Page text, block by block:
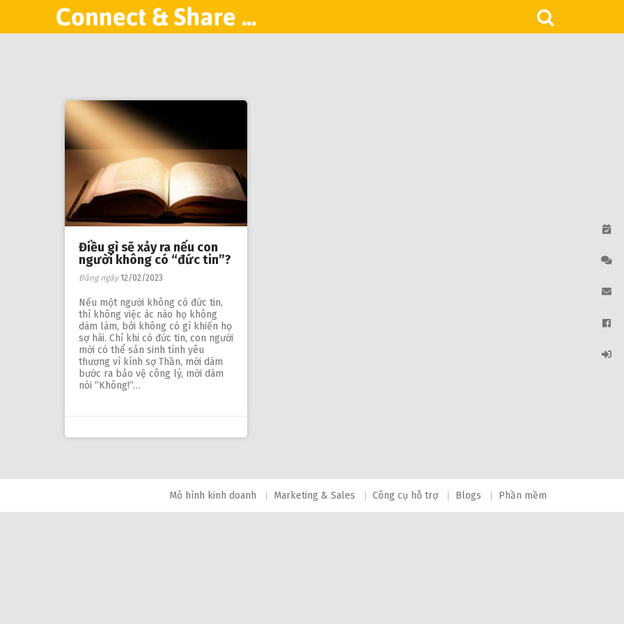
Điều gì sẽ xảy ra nếu con
người không có “đức tin”?
Đăng ngày12/02/2023
Nếu một người không có đức tin,
thì không việc ác nào họ không
dám làm, bởi không có gì khiến họ
sợ hãi. Chỉ khi có đức tin, con người
mới có thể sản sinh tình yêu
thương vì kính sợ Thần, mới dám
bước ra bảo vệ công lý, mới dám
nói “Không!”…
Mô hình kinh doanh Marketing & Sales Công cụ hỗ trợ Blogs Phần mềm